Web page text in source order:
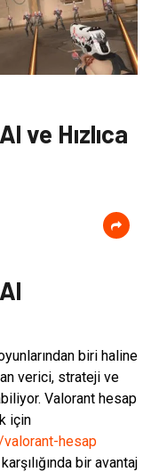
ve Hızlıca
biri haline
verici, strateji ve
Valorant hesap
için
hesap
bir avantaj